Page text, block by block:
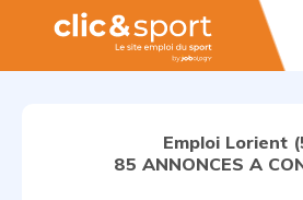
Emploi Lorient
85 ANNONCES A